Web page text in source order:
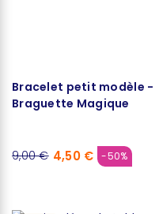
Bracelet petit modèle -
Braguette Magique
9,00 € 4,50 € -50%